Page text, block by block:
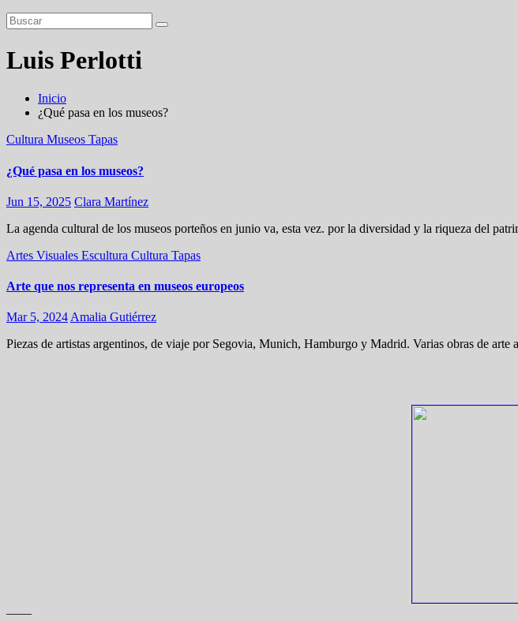
Luis Perlotti
Inicio
¿Qué pasa en los museos?
Cultura Museos Tapas
¿Qué pasa en los museos?
Jun 15, 2025 Clara Martínez
La agenda cultural de los museos porteños en junio va, esta vez. por la diversidad y la riqueza del
Artes Visuales Escultura Cultura Tapas
Arte que nos representa en museos europeos
Mar 5, 2024Amalia Gutiérrez
Piezas de artistas argentinos, de viaje por Segovia, Munich, Hamburgo y Madrid. Varias obras de
——